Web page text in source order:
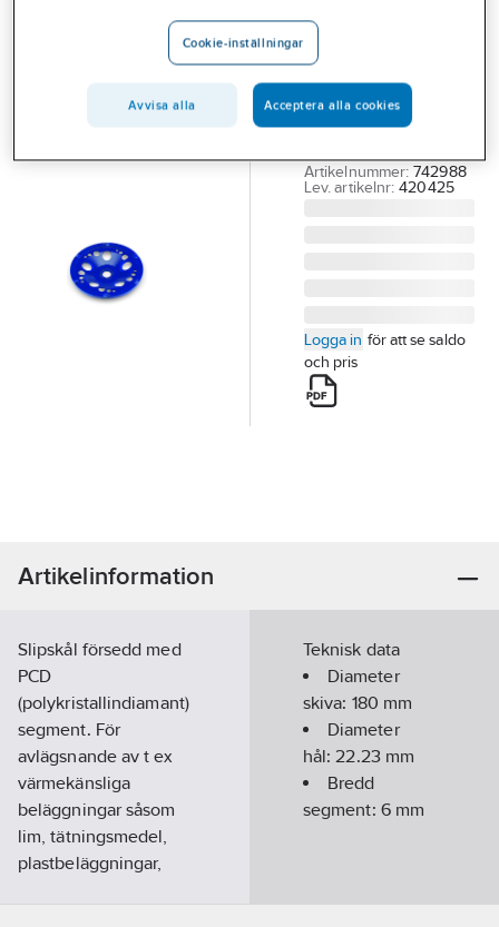
DIAMANTSLIPSKÅL
FLEX PKD 180MM
PKD-JET 6-CUT
Artikelnummer: 742988
Lev. artikelnr: 420425
Logga in för att se saldo
och pris
Artikelinformation
Slipskål försedd med
PCD
(polykristallindiamant)
segment. För
avlägsnande av t ex
värmekänsliga
beläggningar såsom
lim, tätningsmedel,
plastbeläggningar,
Teknisk data
Diameter
skiva: 180 mm
Diameter
hål:22.23mm
Bredd
segment: 6mm
Cookie-inställningar
Avvisa alla Acceptera alla cookies